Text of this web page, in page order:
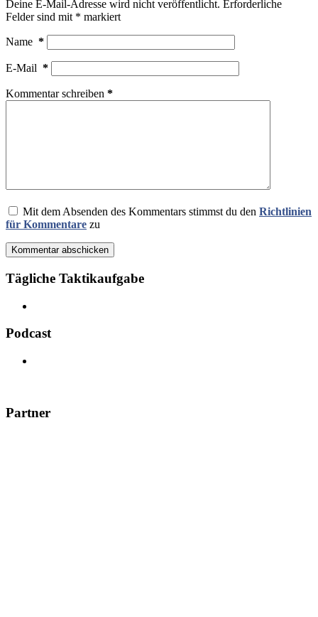
Deine E-Mail-Adresse wird nicht veröffentlicht. Erforderliche
Felder sind mit * markiert
Name *
E-Mail *
Kommentar schreiben *
Mit dem Absenden des Kommentars stimmst du den Richtlinien
für Kommentare zu
Kommentar abschicken
Tägliche Taktikaufgabe
Podcast
Partner